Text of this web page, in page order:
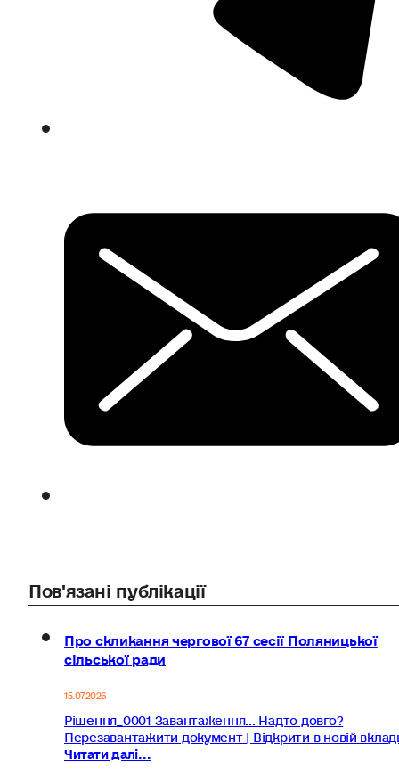
Пов'язані публікації
Про скликання чергової 67 сесії Поляницької
сільської ради
15.07.2026
Рішення_0001 Завантаження... Надто довго?
Перезавантажити документ | Відкрити в новій
Читати далі...